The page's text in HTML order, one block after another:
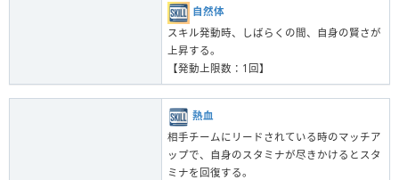
自然体
スキル発動時、しばらくの間、自身の賢さが
上昇する。
【発動上限数：1回】
熱血
相手チームにリードされている時のマッチア
ップで、自身のスタミナが尽きかけるとスタ
ミナを回復する。